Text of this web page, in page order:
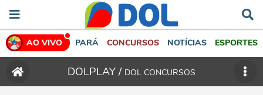
AO VIVO PARÁ CONCURSOS NOTÍCIAS ESPORTES
DOLPLAY / DOL CONCURSOS